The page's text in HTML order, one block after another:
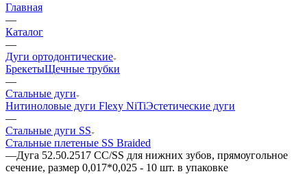
Главная
—
Каталог
—
Дуги ортодонтические
БрекетыЩечные трубки
—
Стальные дуги
Нитиноловые дуги Flexy NiTiЭстетические дуги
—
Стальные дуги SS
Стальные плетеные SS Braided
—Дуга 52.50.2517 CC/SS для нижних зубов, прямоугольное
сечение, размер 0,017*0,025 - 10 шт. в упаковке